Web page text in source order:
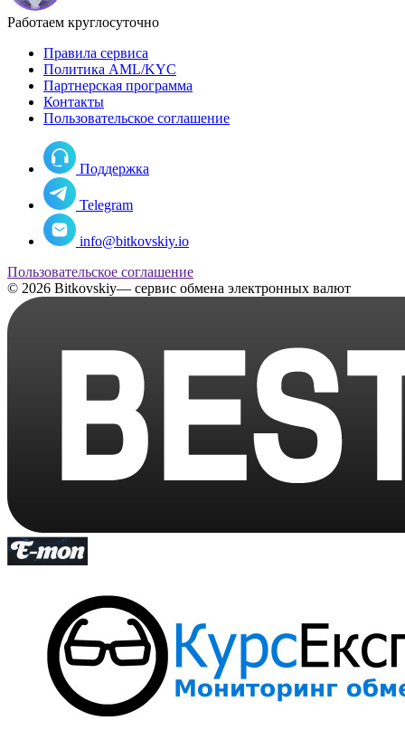
Работаем круглосуточно
Правила сервиса
Политика AML/KYC
Партнерская программа
Контакты
Пользовательское соглашение
Поддержка
Telegram
info@bitkovskiy.io
Пользовательское соглашение
© 2026 Bitkovskiy— сервис обмена электронных валют